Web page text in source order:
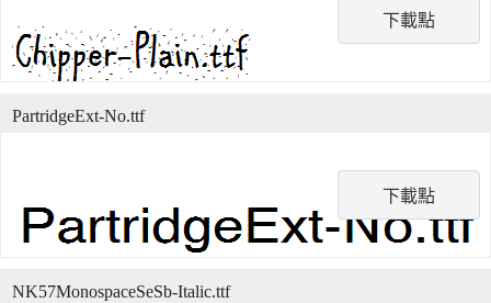
下載點
下載點
PartridgeExt-No.ttf
NK57MonospaceSeSb-Italic.ttf